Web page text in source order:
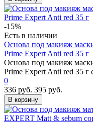
-15%
Есть в наличии
Основа под макияж
Prime Expert Anti red 35 г
Основа под макияж
Prime Expert Anti red 35 г
0
336 руб. 395 руб.
В корзину